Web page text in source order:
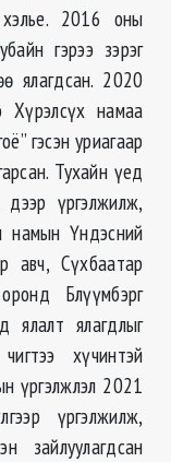
хэлье. 2016 оны
гэрээ зэрэг
ялагдсан. 2020
Хүрэлсүх намаа
гэсэн уриагаар
Тухайн үед
үргэлжилж,
намын Үндэсний
авч, Сүхбаатар
Блүүмбэрг
ялалт ялагдлыг
хүчинтэй
үргэлжлэл 2021
үргэлжилж,
зайлуулагдсан